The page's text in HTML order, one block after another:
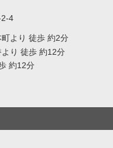
2-4
より 徒歩 約2分
り 徒歩 約12分
約12分